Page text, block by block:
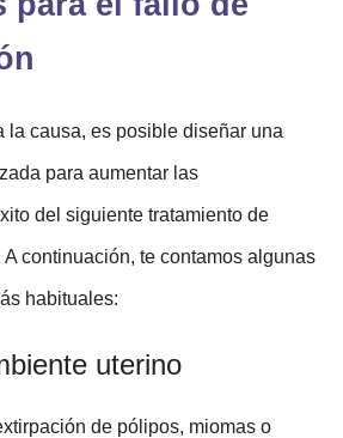
la causa, es posible diseñar una
para aumentar las
del siguiente tratamiento de
continuación, te contamos algunas
habituales:
uterino
de pólipos, miomas o